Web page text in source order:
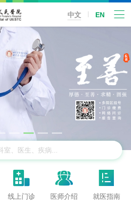
中文 EN

线上门诊

医师介绍

就医指南